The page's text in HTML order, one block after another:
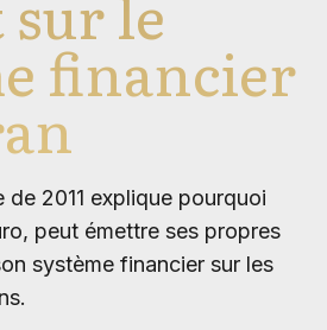
financier
de 2011 explique pourquoi
peut émettre ses propres
système financier sur les